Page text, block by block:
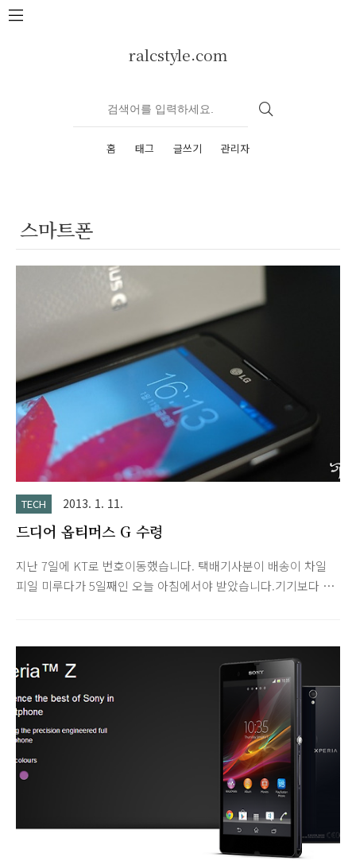
본문 바로가기
ralcstyle.com
홈 태그 글쓰기 관리자
스마트폰
TECH 2013. 1. 11.
드디어 옵티머스 G 수령
지난 7일에 KT로 번호이동했습니다. 택배기사분이 배송이 차일
피일 미루다가 5일째인 오늘 아침에서야 받았습니다.기기보다 먼
니다. 마침 어제 젤리빈이 공개되어서 바로 업그레이드 했습니다.
그래서 ICS랑 비교는 힘드네요.다만 옵티머스 LTE2 젤리빈 버전
으로 사용하고 있어서 큰 감흥은 없었습니다. 색감이 정말 자연스
럽습니다. 기존에 사용하던 갤럭시 S2랑 비교해보면 차이가 확연
히 드러납니다.옵티머스 LTE2와는 큰 차이는 없지만 같은 사진을
두고 비교하면 확실히 차이를 느낄 수 있었습니다. LG전자 옵티
머스 G 젤리빈 업그레이드http://www.lgmobile.co.kr 모델 : ..